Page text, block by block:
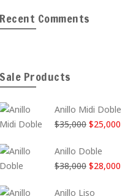
Recent Comments
Sale Products
Anillo Midi Doble
$35,000 El
original
era:
$25,000
Anillo Doble
$38,000 El
$28,000
Anillo Liso